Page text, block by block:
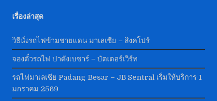
เรื่องล่าสุด
วิธีนั่งรถไฟข้ามชายแดน มาเลเซีย – สิงคโปร์
จองตั๋วรถไฟ ปาดังเบซาร์ – บัตเตอร์เวิร์ท
รถไฟมาเลเซีย Padang Besar – JB Sentral เริ่มให้บริการ 1
มกราคม 2569